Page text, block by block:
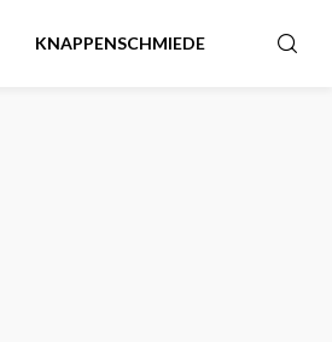
KNAPPENSCHMIEDE